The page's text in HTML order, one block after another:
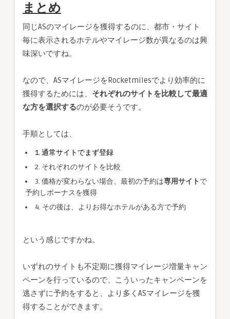
まとめ
同じASのマイレージを獲得するのに、都市・サイト
毎に表示されるホテルやマイレージ数が異なるのは興
味深いですね。
なので、ASマイレージをRocketmilesでより効率的に
獲得するためには、 それぞれのサイトを比較して最適
な方を選択するのが必要そうです。
手順としては、
1. 通常サイトでまず登録
2. それぞれのサイトを比較
3. 価格が変わらない場合、最初の予約は専用サイト で
予約しボーナスを獲得
4. その後は、よりお得なホテルがある方で予約
という感じですかね。
いずれのサイトも不定期に獲得マイレージ増量キャン
ペーンを行っているので、こういったキャンペーンを
逃さずに予約をすると、より多くASマイレージを獲
得することができます。